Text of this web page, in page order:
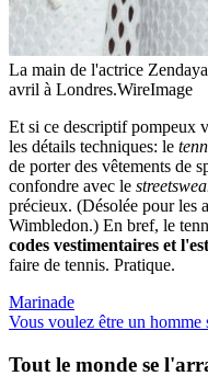
La main de l'actrice
avril à Londres.WireImage
Et si ce descriptif pompeux
les détails techniques: le
de porter des vêtements de
confondre avec le
précieux. (Désolée pour les
Wimbledon.) En bref, le
codes vestimentaires et
faire de tennis. Pratique.
Marinade
Vous voulez être un
Tout le monde se